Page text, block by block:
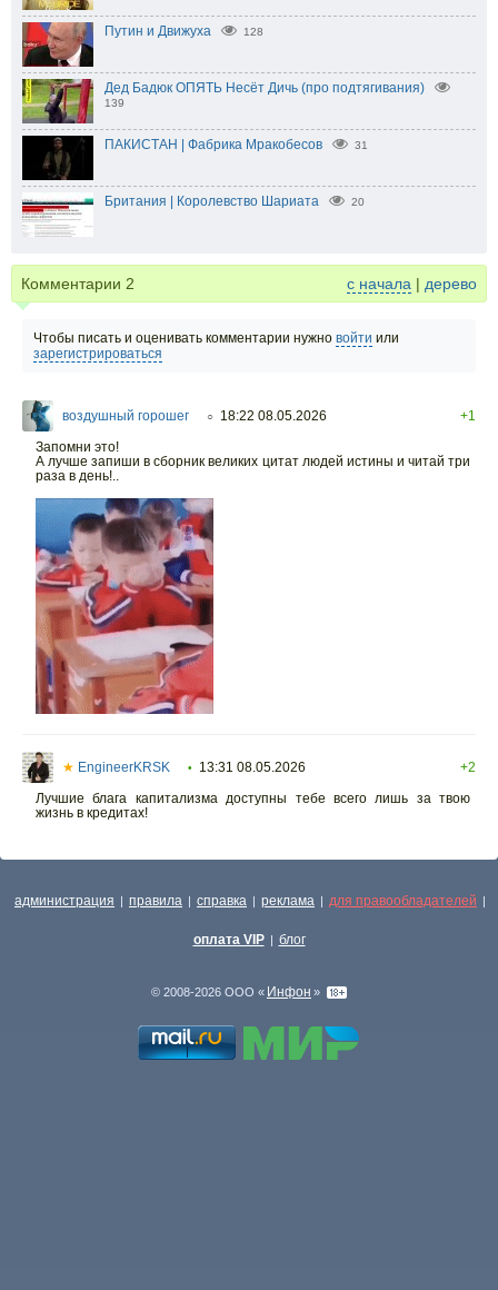
Путин и Движуха 128
Дед Бадюк ОПЯТЬ Несёт Дичь (про подтягивания)
139
ПАКИСТАН | Фабрика Мракобесов 31
Британия | Королевство Шариата 20
Комментарии 2 с начала | дерево
Чтобы писать и оценивать комментарии нужно войти или
зарегистрироваться
воздушный горошег ○ 18:22 08.05.2026
+1
Запомни это!
А лучше запиши в сборник великих цитат людей истины и читай три
раза в день!..
★ EngineerKRSK • 13:31 08.05.2026
+2
Лучшие блага капитализма доступны тебе всего лишь за твою
жизнь в кредитах!
администрация | правила | справка | реклама | для правообладателей |
оплата VIP | блог
© 2008-2026 ООО « Инфон »